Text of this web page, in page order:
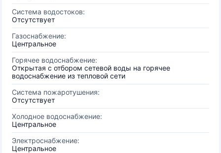
Система водостоков:
Отсутствует
Газоснабжение:
Центральное
Горячее водоснабжение:
Открытая с отбором сетевой воды на горячее
водоснабжение из тепловой сети
Система пожаротушения:
Отсутствует
Холодное водоснабжение:
Центральное
Электроснабжение:
Центральное